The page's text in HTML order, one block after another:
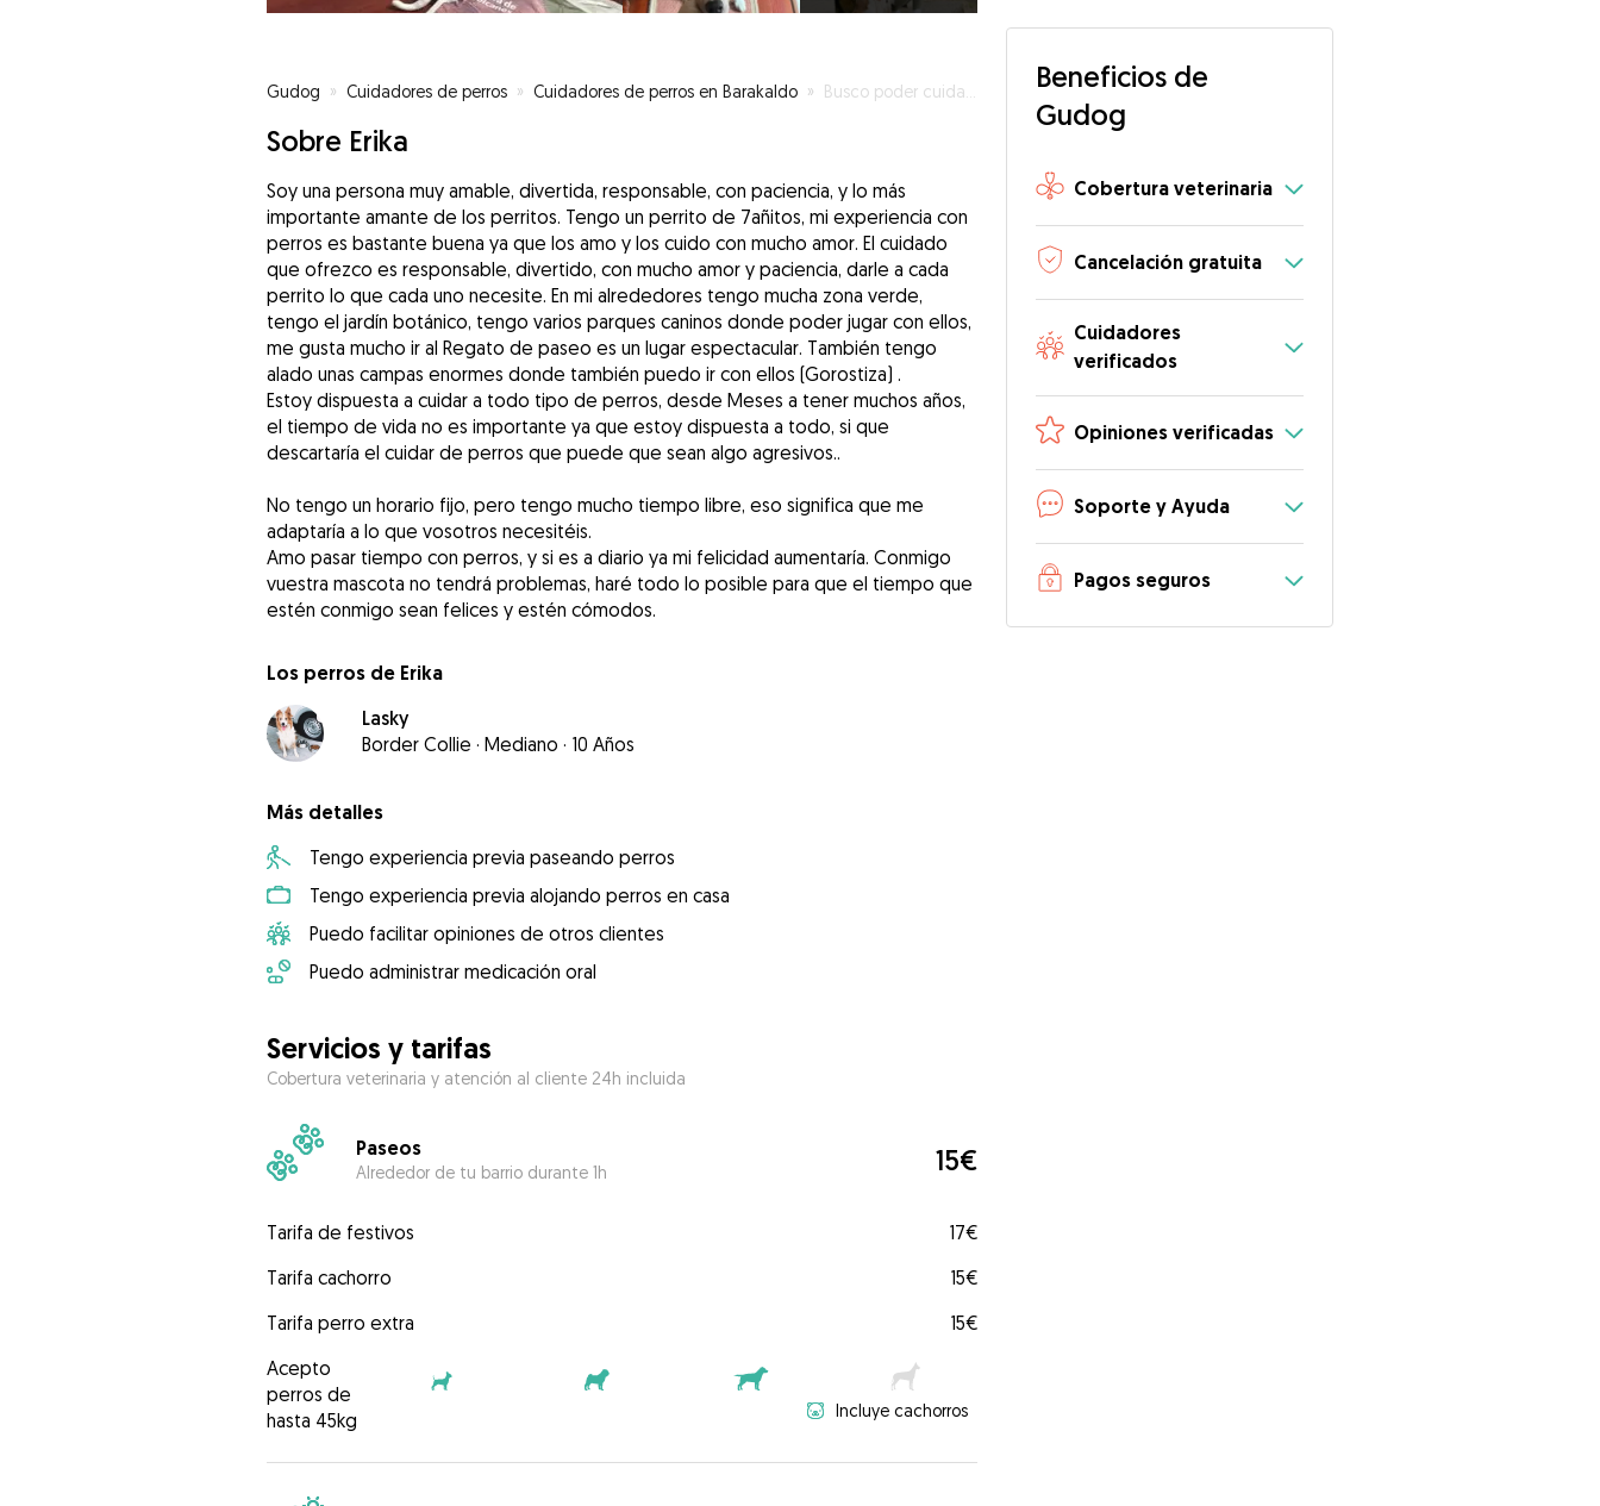
Gudog » Cuidadores de perros » Cuidadores de perros en Barakaldo » Busco poder cuidar de tu mascota :)
Sobre Erika
Soy una persona muy amable, divertida, responsable, con paciencia, y lo más
importante amante de los perritos. Tengo un perrito de 7añitos, mi experiencia con
perros es bastante buena ya que los amo y los cuido con mucho amor. El cuidado
que ofrezco es responsable, divertido, con mucho amor y paciencia, darle a cada
perrito lo que cada uno necesite. En mi alrededores tengo mucha zona verde,
tengo el jardín botánico, tengo varios parques caninos donde poder jugar con ellos,
me gusta mucho ir al Regato de paseo es un lugar espectacular. También tengo
alado unas campas enormes donde también puedo ir con ellos (Gorostiza) .
Estoy dispuesta a cuidar a todo tipo de perros, desde Meses a tener muchos años,
el tiempo de vida no es importante ya que estoy dispuesta a todo, si que
descartaría el cuidar de perros que puede que sean algo agresivos..
No tengo un horario fijo, pero tengo mucho tiempo libre, eso significa que me
adaptaría a lo que vosotros necesitéis.
Amo pasar tiempo con perros, y si es a diario ya mi felicidad aumentaría. Conmigo
vuestra mascota no tendrá problemas, haré todo lo posible para que el tiempo que
estén conmigo sean felices y estén cómodos.
Los perros de Erika
Lasky
Border Collie · Mediano · 10 Años
Más detalles
Tengo experiencia previa paseando perros
Tengo experiencia previa alojando perros en casa
Puedo facilitar opiniones de otros clientes
Puedo administrar medicación oral
Servicios y tarifas
Cobertura veterinaria y atención al cliente 24h incluida
Paseos
Alrededor de tu barrio durante 1h 15€
Tarifa de festivos
17€
Tarifa cachorro
15€
Tarifa perro extra
15€
Acepto
perros de
hasta 45kg
Incluye cachorros
Beneficios de
Gudog
Cobertura veterinaria
Cancelación gratuita
Cuidadores
verificados
Opiniones verificadas
Soporte y Ayuda
Pagos seguros